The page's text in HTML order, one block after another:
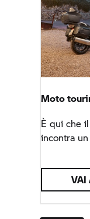
Moto
È qui che
incontra
VAI